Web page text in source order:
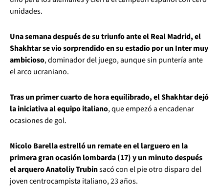
unidades.
Una semana después de su triunfo ante el Real Madrid, el
Shakhtar se vio sorprendido en su estadio por un Inter muy
ambicioso, dominador del juego, aunque sin puntería ante
el arco ucraniano.
Tras un primer cuarto de hora equilibrado, el Shakhtar dejó
la iniciativa al equipo italiano, que empezó a encadenar
ocasiones de gol.
Nicolo Barella estrelló un remate en el larguero en la
primera gran ocasión lombarda (17) y un minuto después
el arquero Anatoliy Trubinsacó con el pie otro disparo del
joven centrocampista italiano, 23 años.